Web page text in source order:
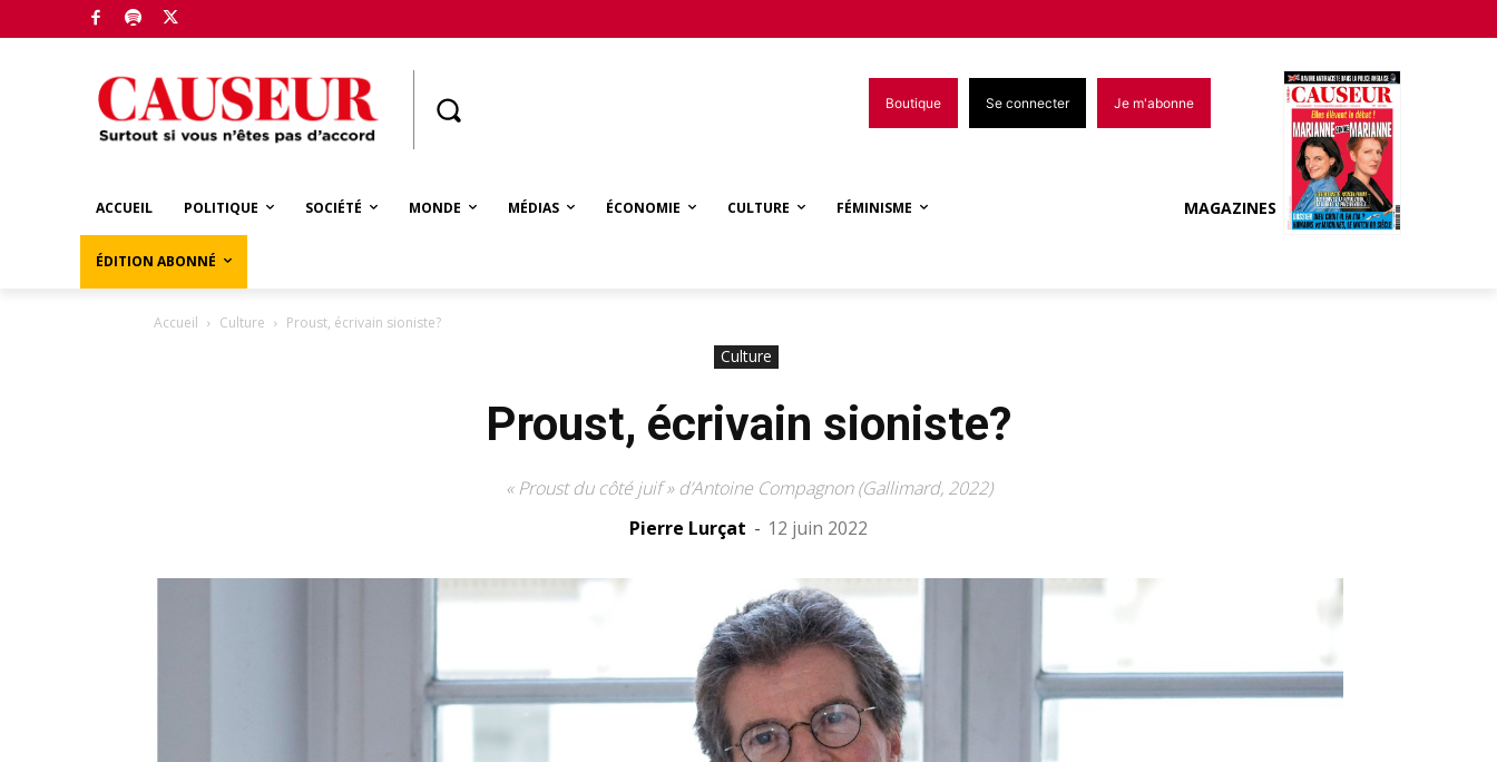
Boutique Se connecter Je m'abonne
ACCUEIL POLITIQUE SOCIÉTÉ MONDE MÉDIAS ÉCONOMIE CULTURE FÉMINISME
ÉDITION ABONNÉ
MAGAZINES
Accueil Culture Proust, écrivain sioniste?
Culture
Proust, écrivain sioniste?
« Proust du côté juif » d’Antoine Compagnon (Gallimard, 2022)
Pierre Lurçat - 12 juin 2022